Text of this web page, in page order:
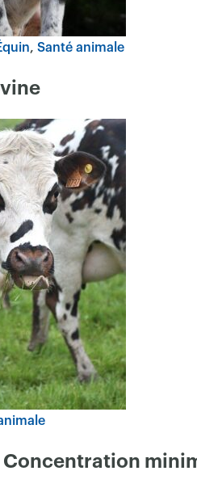
Santé animale
Concentration